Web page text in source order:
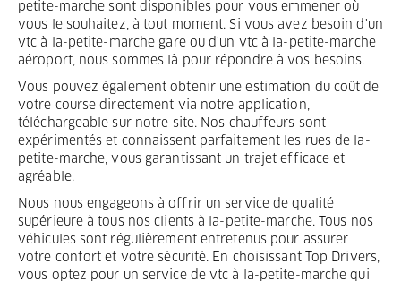
petite-marche sont disponibles pour vous emmener où
vous le souhaitez, à tout moment. Si vous avez besoin d'un
vtc à la-petite-marche gare ou d'un vtc à la-petite-marche
aéroport, nous sommes là pour répondre à vos besoins.
Vous pouvez également obtenir une estimation du coût de
votre course directement via notre application,
téléchargeable sur notre site. Nos chauffeurs sont
expérimentés et connaissent parfaitement les rues de la-
petite-marche, vous garantissant un trajet efficace et
agréable.
Nous nous engageons à offrir un service de qualité
supérieure à tous nos clients à la-petite-marche. Tous nos
véhicules sont régulièrement entretenus pour assurer
votre confort et votre sécurité. En choisissant Top Drivers,
vous optez pour un service de vtc à la-petite-marche qui